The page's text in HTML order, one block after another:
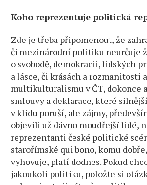
Koho reprezentuje politická
Zde je třeba připomenout, že
či mezinárodní politiku neurčuje
o svobodě, demokracii, lidských
a lásce, či krásách a rozmanitosti
multikulturalismu v ČT, dokonce
smlouvy a deklarace, které
v klidu poruší, ale zájmy,
objevili už dávno moudřejší lidé,
reprezentanti české politické
starořímské qui bono, komu
vyhovuje, platí dodnes. Pokud
jakoukoli politiku, položte si